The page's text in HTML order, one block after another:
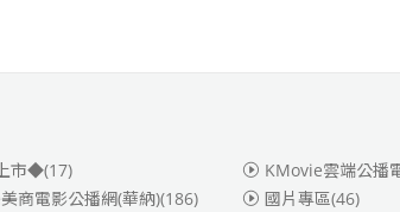
市◆(17) KMovie雲端公播電影
商電影公播網(華納)(186) 國片專區(46)